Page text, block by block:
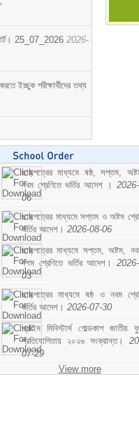
25_07_2026 2026-
ইচ্ছুক পরীক্ষার্থীদের তথ্য
ছাড়পত্রের মাধ্যমে ষষ্ঠ, সপ্তম,
নবম শ্রেণিতে ভর্তির আদেশ ।
06
ছাড়পত্রের মাধ্যমে সপ্তম ও অষ্টম
ভর্তির আদেশ। 2026-08-06
ছাড়পত্রের মাধ্যমে সপ্তম, অষ্টম,
দশম শ্রেণিতে ভর্তির আদেশ।
03
ছাড়পত্রের মাধ্যমে ষষ্ঠ ও নবম
ভর্তির আদেশ। 2026-07-30
প্রাইম মিনিস্টার্স গোল্ডকাপ জাতীয়
প্রতিযোগিতায় ২০২৬ সংক্রান্ত।
07-29
View more